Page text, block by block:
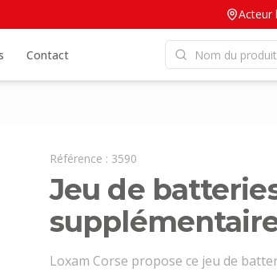
Acteur
Contact
Référence : 3590
Jeu de
Loxam Corse propose ce jeu de